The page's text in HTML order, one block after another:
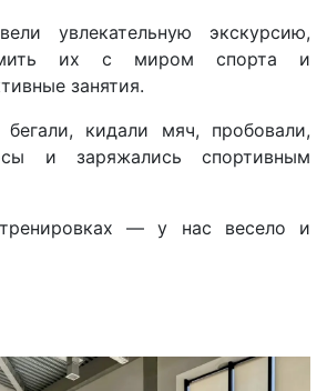
увлекательную экскурсию,
их с миром спорта и
занятия.
бегали, кидали мяч, пробовали,
и заряжались спортивным
— у нас весело и